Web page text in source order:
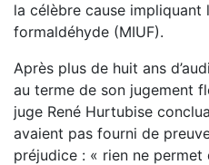
la célèbre cause impliquant
formaldéhyde (MIUF).
Après plus de huit ans
au terme de son jugement
juge René Hurtubise
avaient pas fourni de
préjudice : « rien ne